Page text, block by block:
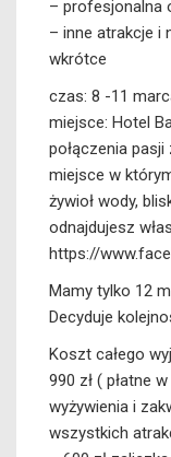
– profesjonalna
– inne atrakcje i
wkrótce
czas: 8 -11
miejsce: Hotel
połączenia
miejsce w
żywioł wody,
odnajdujesz
https://
Mamy tylko 12
Decyduje
Koszt całego
990 zł ( płatne
wyżywienia i
wszystkich